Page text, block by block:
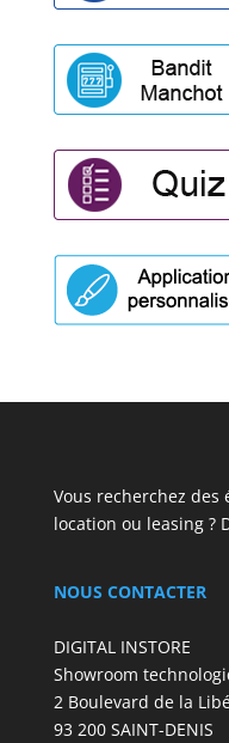
Vous recherchez
location ou leasing ?
NOUS CONTACTER
DIGITAL INSTORE
Showroom
2 Boulevard de la
93 200 SAINT-DENIS